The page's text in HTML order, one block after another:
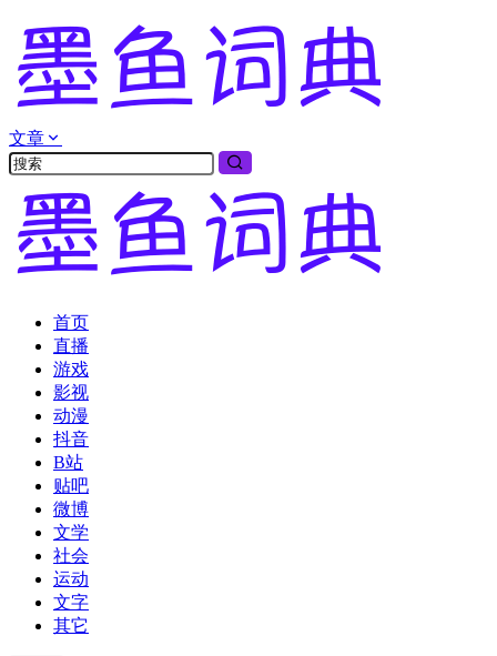
文章
首页
直播
游戏
影视
动漫
抖音
B站
贴吧
微博
文学
社会
运动
文字
其它